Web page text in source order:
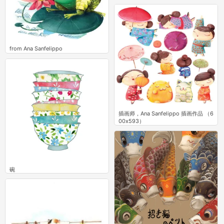
from Ana Sanfelippo
0
插画师，Ana Sanfelippo 插画作品 （6
00x593）
2
水彩食谱！
0
碗
2